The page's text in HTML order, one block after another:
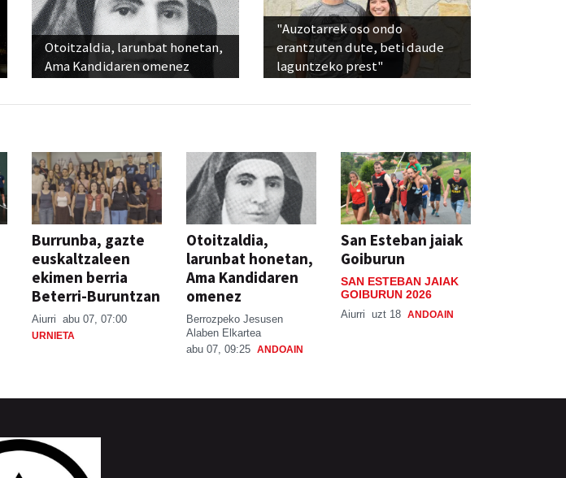
Otoitzaldia, larunbat honetan,
Ama Kandidaren omenez
"Auzotarrek oso ondo
erantzuten dute, beti daude
laguntzeko prest"
Burrunba, gazte
euskaltzaleen
ekimen berria
Beterri-Buruntzan
Aiurri abu 07, 07:00
URNIETA
Otoitzaldia,
larunbat honetan,
Ama Kandidaren
omenez
Berrozpeko Jesusen
Alaben Elkartea
abu 07, 09:25 ANDOAIN
San Esteban jaiak
Goiburun
SAN ESTEBAN JAIAK
GOIBURUN 2026
Aiurri uzt 18 ANDOAIN